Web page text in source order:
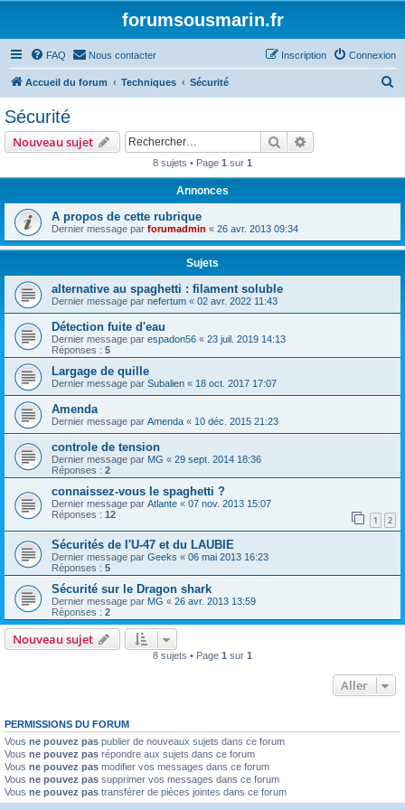
forumsousmarin.fr
FAQ Nous contacter Connexion
Inscription
Accueil du forum Techniques Sécurité
e
r
Sécurité
Nouveau sujet Rechercher
8 sujets • Page 1 sur 1
Annonces
A propos de cette rubrique
Dernier message par forumadmin « 26 avr. 2013 09:34
Sujets
alternative au spaghetti : filament soluble
Dernier message par nefertum « 02 avr. 2022 11:43
Détection fuite d'eau
Dernier message par espadon56 « 23 juil. 2019 14:13
Réponses : 5
Largage de quille
Dernier message par Subalien « 18 oct. 2017 17:07
Amenda
Dernier message par Amenda « 10 déc. 2015 21:23
controle de tension
Dernier message par MG « 29 sept. 2014 18:36
Réponses : 2
connaissez-vous le spaghetti ?
Dernier message par Atlante « 07 nov. 2013 15:07
Réponses : 12 1 2
Sécurités de l'U-47 et du LAUBIE
Dernier message par Geeks « 06 mai 2013 16:23
Réponses : 5
Sécurité sur le Dragon shark
Dernier message par MG « 26 avr. 2013 13:59
Réponses : 2
Nouveau sujet
8 sujets • Page 1 sur 1
Aller
PERMISSIONS DU FORUM
Vous ne pouvez pas publier de nouveaux sujets dans ce forum
Vous ne pouvez pas répondre aux sujets dans ce forum
Vous ne pouvez pas modifier vos messages dans ce forum
Vous ne pouvez pas supprimer vos messages dans ce forum
Vous ne pouvez pas transférer de pièces jointes dans ce forum